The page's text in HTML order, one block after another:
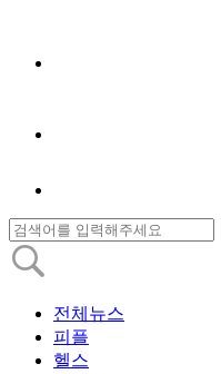
전체뉴스
피플
헬스